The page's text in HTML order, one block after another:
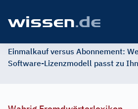
Einmalkauf versus Abonnement:
Software-Lizenzmodell passt zu